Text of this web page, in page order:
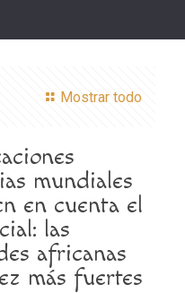
Mostrar todo
mundiales
en cuenta el
las
africanas
más fuertes